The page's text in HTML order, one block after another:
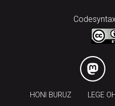
HONI BURUZ LEGE